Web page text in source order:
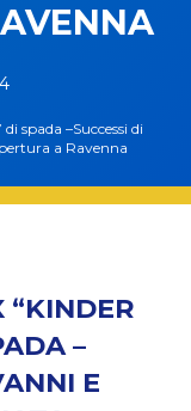
spada –Successi di
a Ravenna
“KINDER
–
E